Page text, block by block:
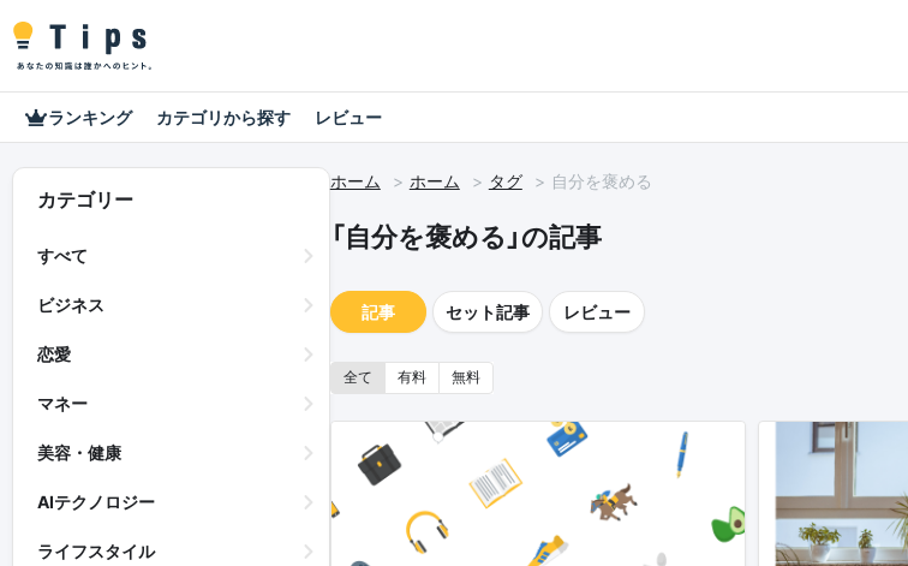
ランキング カテゴリから探す レビュー
カテゴリー
すべて
ビジネス
恋愛
マネー
美容・健康
AIテクノロジー
ライフスタイル
ホーム ホーム タグ 自分を褒める
「自分を褒める」の記事
記事 セット記事 レビュー
全て 有料 無料